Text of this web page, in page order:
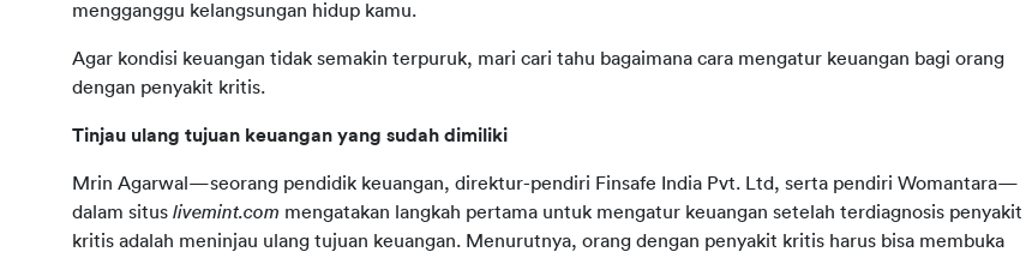
mengganggu kelangsungan hidup kamu.
Agar kondisi keuangan tidak semakin terpuruk, mari cari tahu bagaimana cara mengatur keuangan bagi orang
dengan penyakit kritis.
Tinjau ulang tujuan keuangan yang sudah dimiliki
Mrin Agarwal—seorang pendidik keuangan, direktur-pendiri Finsafe India Pvt. Ltd, serta pendiri Womantara—
dalam situs livemint.com mengatakan langkah pertama untuk mengatur keuangan setelah terdiagnosis penyakit
kritis adalah meninjau ulang tujuan keuangan. Menurutnya, orang dengan penyakit kritis harus bisa membuka